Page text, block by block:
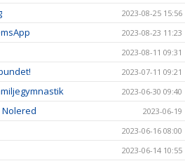
2023-08-25 15:56
2023-08-23 11:23
2023-08-11 09:31
2023-07-11 09:21
2023-06-30 09:40
Nolered 2023-06-19
2023-06-16 08:00
2023-06-14 10:55